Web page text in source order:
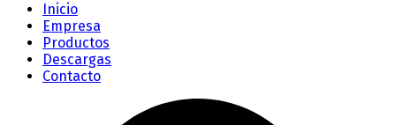
Inicio
Empresa
Productos
Descargas
Contacto